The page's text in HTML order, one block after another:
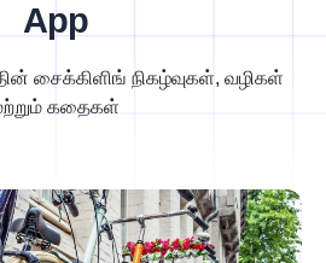
App
சைக்கிளிங் நிகழ்வுகள், வழிகள்
கதைகள்